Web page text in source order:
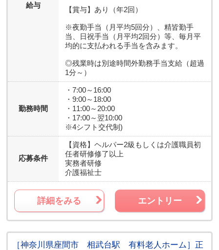
給与
【賞与】あり（年2回）
※夜勤手当（月平均5回分）、精皆勤手
当、日祝手当（月平均2回分）等、毎月平
均的に支払われる手当を含みます。
◎残業時は別途時間外勤務手当支給（超過
1分～）
勤務時間
・7:00～16:00
・9:00～18:00
・11:00～20:00
・17:00～翌10:00
※4シフト交代制)
応募条件
【資格】 ヘルパー2級もしくは介護職員初
任者研修修了以上
実務者研修
介護福祉士
詳細をみる エントリー
［神奈川県座間市 相武台駅 有料老人ホーム］正